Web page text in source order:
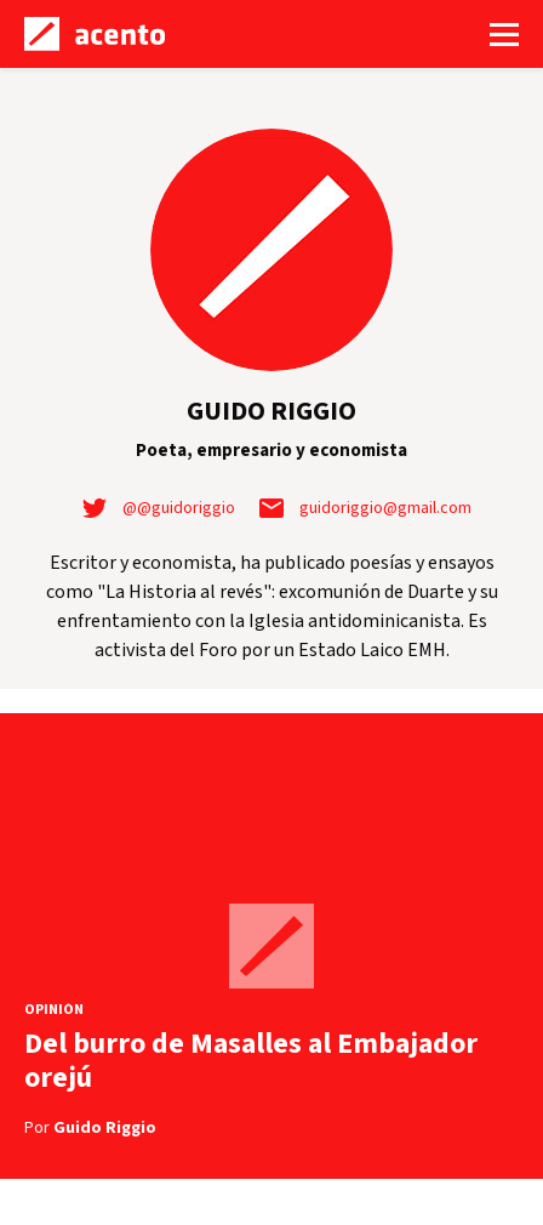
GUIDO RIGGIO
Poeta, empresario y economista
@@guidoriggio guidoriggio@gmail.com
Escritor y economista, ha publicado poesías y ensayos
como "La Historia al revés": excomunión de Duarte y su
enfrentamiento con la Iglesia antidominicanista. Es
activista del Foro por un Estado Laico EMH.
OPINIÓN
Del burro de Masalles al Embajador
orejú
Por Guido Riggio